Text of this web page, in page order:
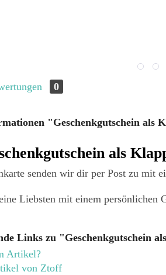
0
"Geschenkgutschein als
als
senden wir dir per Post zu mit
Liebsten mit einem persönlichen
Links zu "Geschenkgutschein
Artikel?
von Ztoff